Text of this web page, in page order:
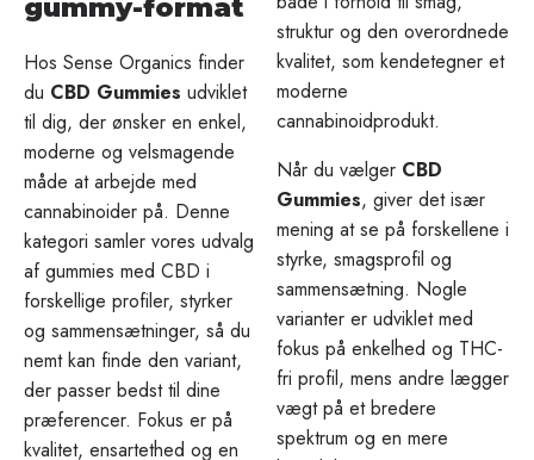
gummy-format
Hos Sense Organics finder
du CBD Gummies udviklet
til dig, der ønsker en enkel,
moderne og velsmagende
måde at arbejde med
cannabinoider på. Denne
kategori samler vores udvalg
af gummies med CBD i
forskellige profiler, styrker
og sammensætninger, så du
nemt kan finde den variant,
der passer bedst til dine
præferencer. Fokus er på
kvalitet, ensartethed og en
struktur og den overordnede
kvalitet, som kendetegner et
moderne
cannabinoidprodukt.
Når du vælger CBD
Gummies, giver det især
mening at se på forskellene i
styrke, smagsprofil og
sammensætning. Nogle
varianter er udviklet med
fokus på enkelhed og THC-
fri profil, mens andre lægger
vægt på et bredere
spektrum og en mere